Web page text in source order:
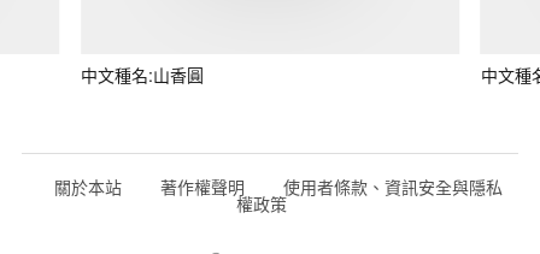
中文種名:山香圓 中文種
關於本站 著作權聲明 使用者條款、資訊安全與隱私
權政策